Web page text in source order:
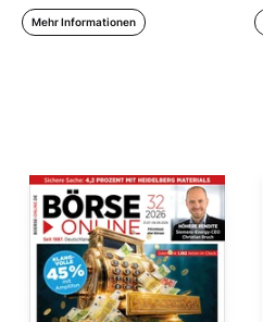
Mehr Informationen